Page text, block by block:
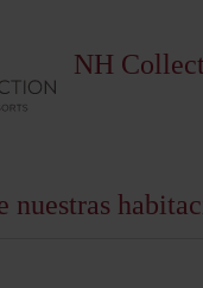
NH
nuestras